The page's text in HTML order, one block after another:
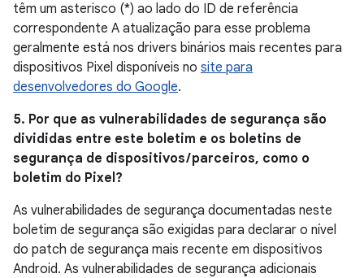
têm um asterisco (*) ao lado do ID de referência
correspondente A atualização para esse problema
geralmente está nos drivers binários mais recentes para
dispositivos Pixel disponíveis no site para
desenvolvedores do Google.
5. Por que as vulnerabilidades de segurança são
divididas entre este boletim e os boletins de
segurança de dispositivos / parceiros, como o
boletim do Pixel?
As vulnerabilidades de segurança documentadas neste
boletim de segurança são exigidas para declarar o nível
do patch de segurança mais recente em dispositivos
Android. As vulnerabilidades de segurança adicionais